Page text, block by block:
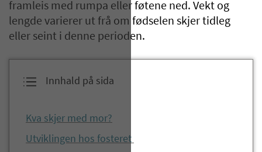
framleis med rumpa eller føtene ned. Vekt og
lengde varierer ut frå om fødselen skjer tidleg
eller seint i denne perioden.
Innhald på sida
Kva skjer med mor?
Utviklingen hos fosteret